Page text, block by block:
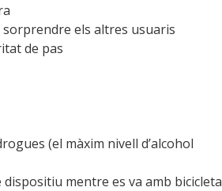
els altres usuaris
de pas
(el màxim nivell d’alcohol
mentre es va amb bicicleta